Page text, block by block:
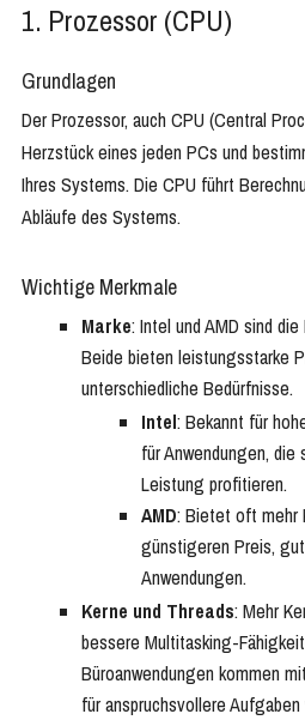
1. Prozessor (CPU)
Grundlagen
Der Prozessor, auch CPU (Central
Herzstück eines jeden PCs und
Ihres Systems. Die CPU führt
Abläufe des Systems.
Wichtige Merkmale
Marke: Intel und AMD sind
Beide bieten leistungsstarke
unterschiedliche Bedürfnisse.
Intel: Bekannt für
für Anwendungen,
Leistung profitieren.
AMD: Bietet oft mehr
günstigeren Preis,
Anwendungen.
Kerne und Threads: Mehr
bessere Multitasking-
Büroanwendungen kommen
für anspruchsvollere